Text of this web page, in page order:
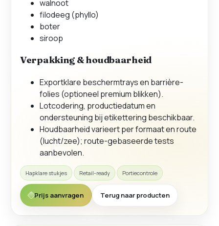
walnoot
filodeeg (phyllo)
boter
siroop
Verpakking & houdbaarheid
Exportklare beschermtrays en barrière-
folies (optioneel premium blikken).
Lotcodering, productiedatum en
ondersteuning bij etikettering beschikbaar.
Houdbaarheid varieert per formaat en route
(lucht/zee); route-gebaseerde tests
aanbevolen.
Hapklare stukjes Retail-ready Portiecontrole
Prijs aanvragen Terug naar producten